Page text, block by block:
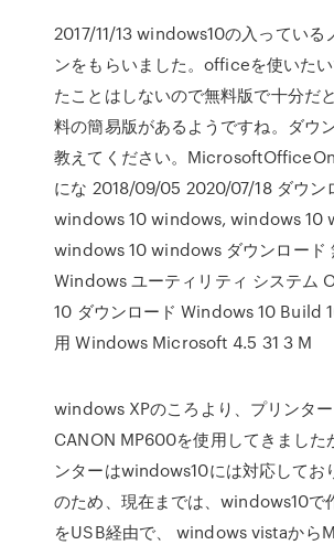
2017/11/13 windows10の入っている
ンをもらいました。officeを使いた
たことはしないので無料版で十分だ
料の簡易版があるようですね。ダウ
教えてください。
にな 2018/09/05 2020/07/18 ダウン
windows 10 windows, windows 10
windows 10 windows ダウンロード
Windows ユーティリティ システム
10 ダウンロード Windows 10 Build
用 Windows Microsoft 4.5 31 3 M
windows XPのころより、プリンタ
CANON MP600を使用してきました
ンターはwindows10には対応してお
のため、現在までは、windows10で
をUSB経由で、 windows vistaから